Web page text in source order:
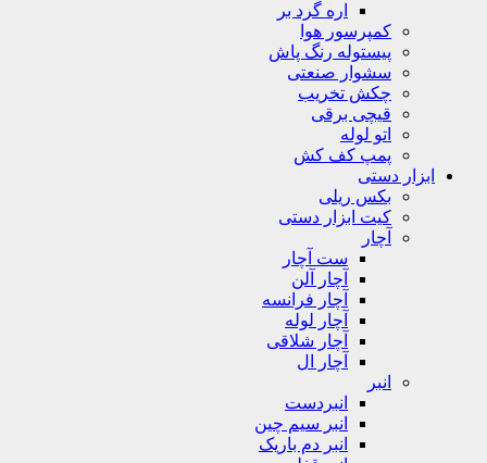
اره گرد بر
کمپرسور هوا
پیستوله رنگ پاش
سشوار صنعتی
چکش تخریب
قیچی برقی
اتو لوله
پمپ کف کش
ابزار دستی
بکس ریلی
کیت ابزار دستی
آچار
ست آچار
آچار آلن
آچار فرانسه
آچار لوله
آچار شلاقی
آچار ال
انبر
انبردست
انبر سیم چین
انبر دم باریک